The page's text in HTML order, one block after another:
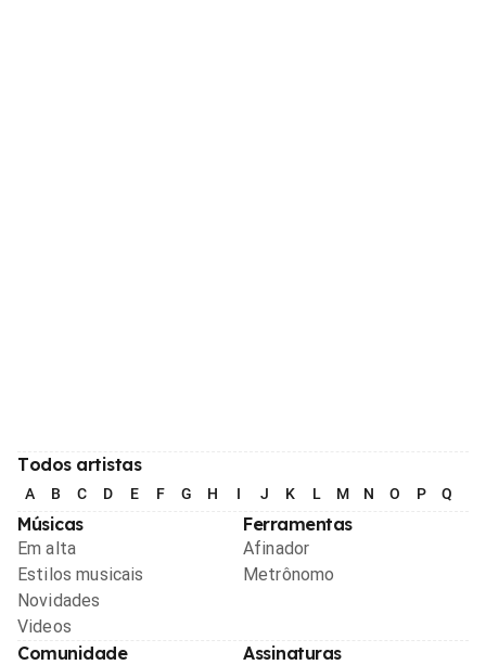
Todos artistas
A B C D E F G H I J K L M N O P Q
Músicas
Em alta
Estilos musicais
Novidades
Videos
Ferramentas
Afinador
Metrônomo
Comunidade Assinaturas